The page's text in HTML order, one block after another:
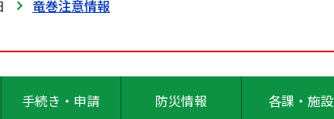
竜巻注意情報
手続き・申請 防災情報 各課・施設